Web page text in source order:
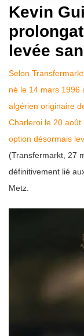
Kevin
levée
Selon
né le 14 mars 1996
algérien originaire
Charleroi le 20
option désormais
(Transfermarkt, 27
définitivement lié
Metz.